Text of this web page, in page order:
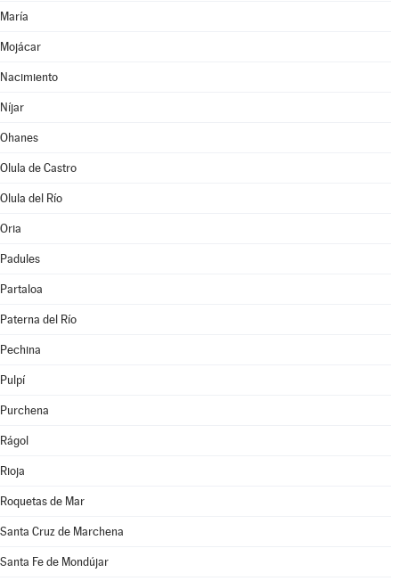
María
Mojácar
Nacimiento
Níjar
Ohanes
Olula de Castro
Olula del Río
Oria
Padules
Partaloa
Paterna del Río
Pechina
Pulpí
Purchena
Rágol
Rioja
Roquetas de Mar
Santa Cruz de Marchena
Santa Fe de Mondújar